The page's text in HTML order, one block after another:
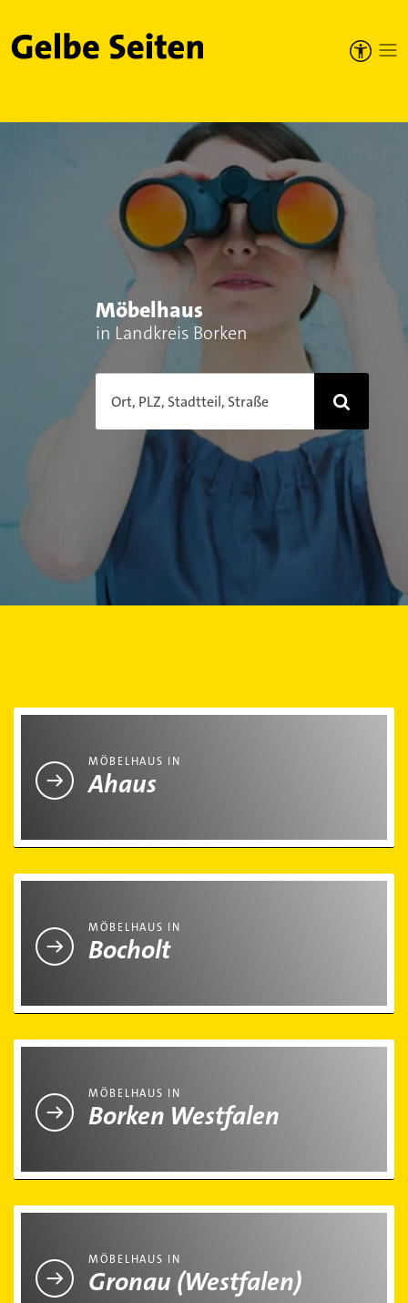
Gelbe Seiten
Möbelhaus
in Landkreis Borken
Ort, PLZ, Stadtteil, Straße
MÖBELHAUS IN
Ahaus
MÖBELHAUS IN
Bocholt
MÖBELHAUS IN
Borken Westfalen
MÖBELHAUS IN
Gronau (Westfalen)